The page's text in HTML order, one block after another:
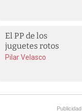
El PP de los
juguetes rotos
Pilar Velasco
Publicidad